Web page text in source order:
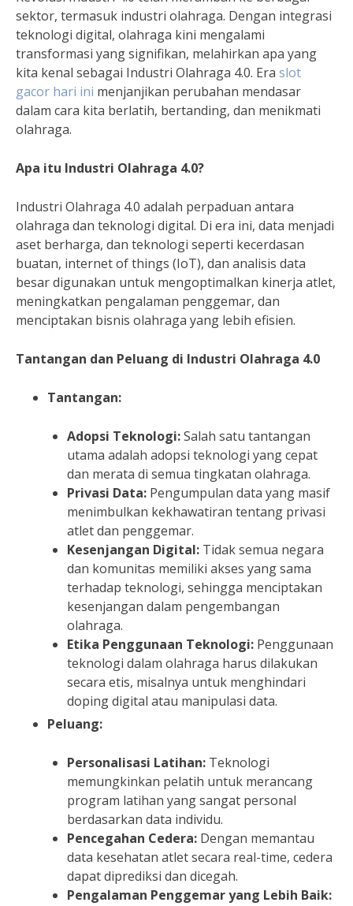
sektor, termasuk industri olahraga. Dengan integrasi
teknologi digital, olahraga kini mengalami
transformasi yang signifikan, melahirkan apa yang
kita kenal sebagai Industri Olahraga 4.0. Era slot
gacor hari ini menjanjikan perubahan mendasar
dalam cara kita berlatih, bertanding, dan menikmati
olahraga.
Apa itu Industri Olahraga 4.0?
Industri Olahraga 4.0 adalah perpaduan antara
olahraga dan teknologi digital. Di era ini, data menjadi
aset berharga, dan teknologi seperti kecerdasan
buatan, internet of things (IoT), dan analisis data
besar digunakan untuk mengoptimalkan kinerja atlet,
meningkatkan pengalaman penggemar, dan
menciptakan bisnis olahraga yang lebih efisien.
Tantangan dan Peluang di Industri Olahraga 4.0
Tantangan:
Adopsi Teknologi:Salah satu tantangan
utama adalah adopsi teknologi yang cepat
dan merata di semua tingkatan olahraga.
Privasi Data: Pengumpulan data yang masif
menimbulkan kekhawatiran tentang privasi
atlet dan penggemar.
Kesenjangan Digital: Tidak semua negara
dan komunitas memiliki akses yang sama
terhadap teknologi, sehingga menciptakan
kesenjangan dalam pengembangan
olahraga.
Etika Penggunaan Teknologi: Penggunaan
teknologi dalam olahraga harus dilakukan
secara etis, misalnya untuk menghindari
doping digital atau manipulasi data.
Peluang:
Personalisasi Latihan: Teknologi
memungkinkan pelatih untuk merancang
program latihan yang sangat personal
berdasarkan data individu.
Pencegahan Cedera: Dengan memantau
data kesehatan atlet secara real-time, cedera
dapat diprediksi dan dicegah.
Pengalaman Penggemar yang Lebih Baik: